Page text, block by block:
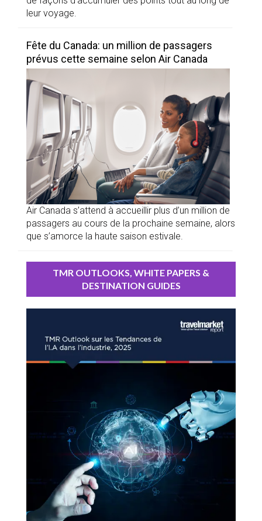
leur voyage.
Fête du Canada: un million de passagers
prévus cette semaine selon Air Canada
Air Canada s’attend à accueillir plus d’un million de
passagers au cours de la prochaine semaine, alors
que s’amorce la haute saison estivale.
TMR OUTLOOKS, WHITE PAPERS &
DESTINATION GUIDES